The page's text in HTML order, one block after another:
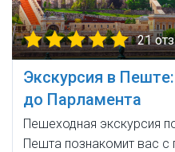
21
Экскурсия в
до Парламента
Пешеходная экскурсия
Пешта познакомит вас с